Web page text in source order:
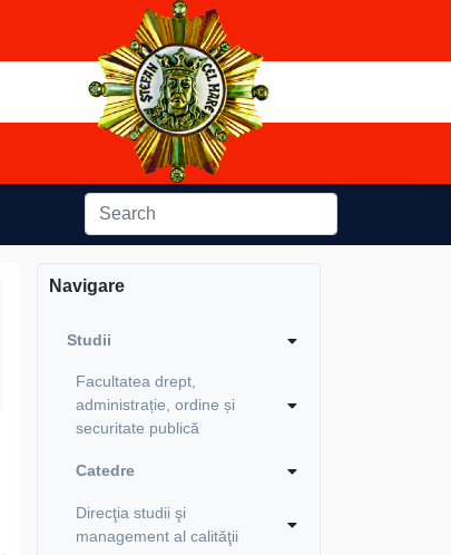
Navigare
Studii
Facultatea drept,
administrație, ordine și
securitate publică
Catedre
Direcţia studii şi
management al calităţii